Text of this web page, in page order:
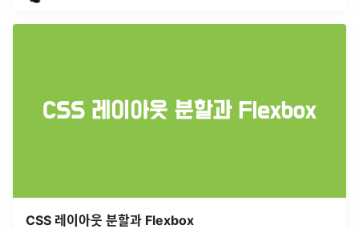
CSS 레이아웃 분할과 Flexbox